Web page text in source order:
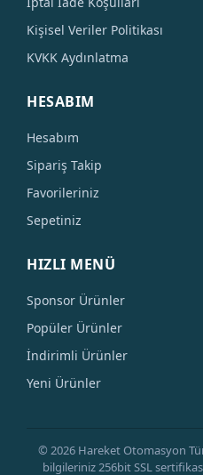
Kişisel Veriler Politikası
KVKK Aydınlatma
HESABIM
Hesabım
Sipariş Takip
Favorileriniz
Sepetiniz
HIZLI MENÜ
Sponsor Ürünler
Popüler Ürünler
İndirimli Ürünler
Yeni Ürünler
© 2026 Hareket Otomasyon
bilgileriniz 256bit SSL